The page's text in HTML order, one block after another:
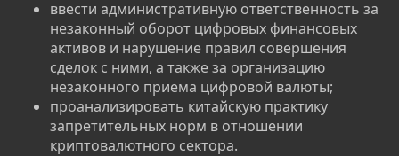
ввести административную ответственность за
незаконный оборот цифровых финансовых
активов и нарушение правил совершения
сделок с ними, а также за организацию
незаконного приема цифровой валюты;​
проанализировать китайскую практику
запретительных норм в отношении
криптовалютного сектора.​